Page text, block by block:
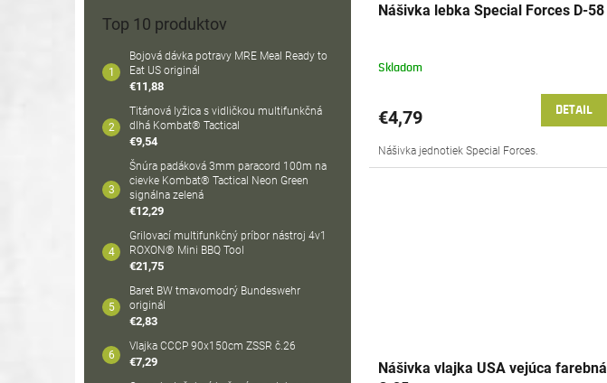
Top 10 produktov
Bojová dávka potravy MRE Meal Ready to
Eat US originál
€11,88
Titánová lyžica s vidličkou multifunkčná
dlhá Kombat® Tactical
€9,54
Šnúra padáková 3mm paracord 100m na
cievke Kombat® Tactical Neon Green
signálna zelená
€12,29
Grilovací multifunkčný príbor nástroj 4v1
ROXON® Mini BBQ Tool
€21,75
Baret BW tmavomodrý Bundeswehr
originál
€2,83
Vlajka CCCP 90x150cm ZSSR č.26
€7,29
Nášivka lebka Special Forces D-58
Skladom
€4,79 DETAIL
Nášivka jednotiek Special Forces.
Nášivka vlajka USA vejúca farebná